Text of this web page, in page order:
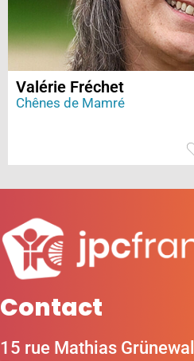
Valérie Fréchet
Chênes de Mamré
Contact
15 rue Mathias